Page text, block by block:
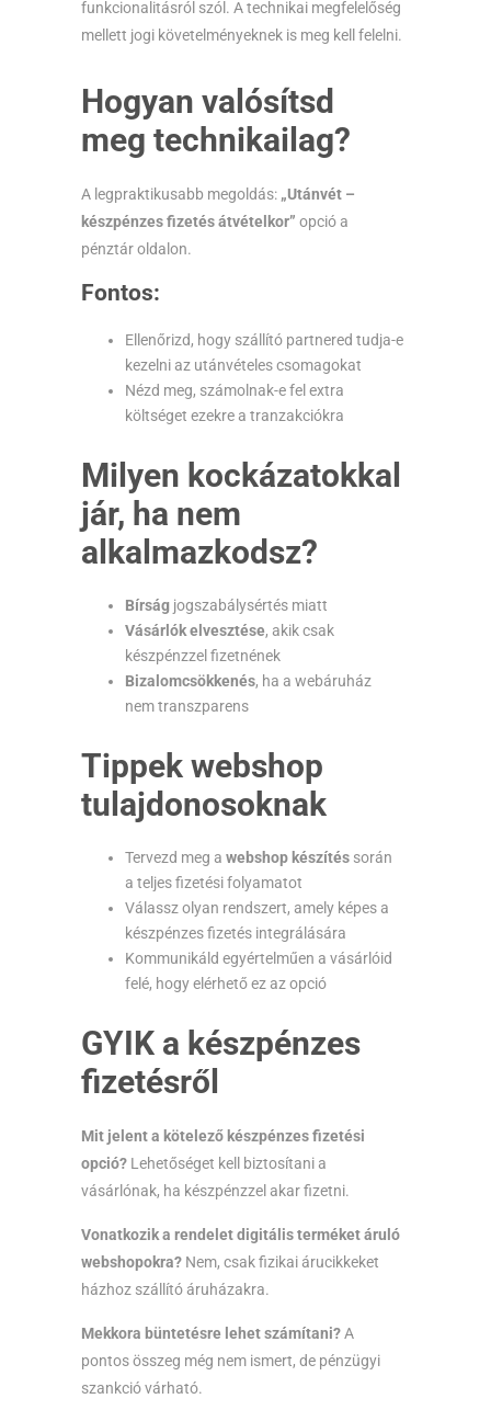
funkcionalitásról szól. A technikai megfelelőség
mellett jogi követelményeknek is meg kell felelni.
Hogyan valósítsd
meg technikailag?
A legpraktikusabb megoldás: „Utánvét –
készpénzes fizetés átvételkor” opció a
pénztár oldalon.
Fontos:
Ellenőrizd, hogy szállító partnered tudja-e
kezelni az utánvételes csomagokat
Nézd meg, számolnak-e fel extra
költséget ezekre a tranzakciókra
Milyen kockázatokkal
jár, ha nem
alkalmazkodsz?
Bírság jogszabálysértés miatt
Vásárlók elvesztése, akik csak
készpénzzel fizetnének
Bizalomcsökkenés, ha a webáruház
nem transzparens
Tippek webshop
tulajdonosoknak
Tervezd meg a webshop készítés során
a teljes fizetési folyamatot
Válassz olyan rendszert, amely képes a
készpénzes fizetés integrálására
Kommunikáld egyértelműen a vásárlóid
felé, hogy elérhető ez az opció
GYIK a készpénzes
fizetésről
Mit jelent a kötelező készpénzes fizetési
opció? Lehetőséget kell biztosítani a
vásárlónak, ha készpénzzel akar fizetni.
Vonatkozik a rendelet digitális terméket áruló
webshopokra? Nem, csak fizikai árucikkeket
házhoz szállító áruházakra.
Mekkora büntetésre lehet számítani?A
pontos összeg még nem ismert, de pénzügyi
szankció várható.